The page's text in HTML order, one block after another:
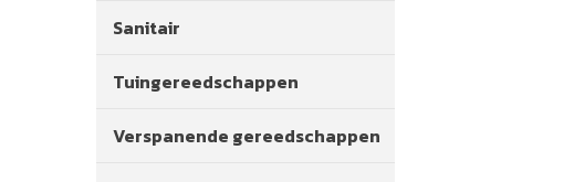
Sanitair
Tuingereedschappen
Verspanende gereedschappen